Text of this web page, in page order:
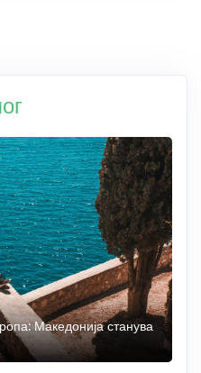
Македонија станува